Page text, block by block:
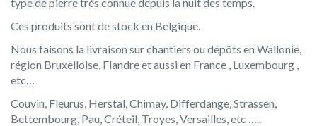
Ces produits sont de stock en Belgique.
Nous faisons la livraison sur chantiers ou dépôts en Wallonie,
région Bruxelloise, Flandre et aussi en France , Luxembourg ,
etc…
Couvin, Fleurus, Herstal, Chimay, Differdange, Strassen,
Bettembourg, Pau, Créteil, Troyes, Versailles, etc …..